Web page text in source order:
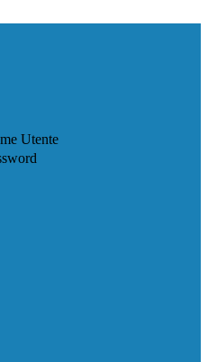
Utente